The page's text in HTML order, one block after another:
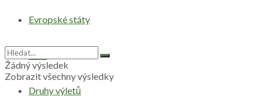
Evropské státy
Svět
Druhy výletů
Žádný výsledek
Zobrazit všechny výsledky